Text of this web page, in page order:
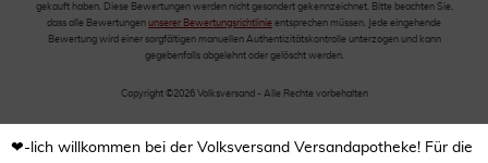
gekauft haben. Diese Bewertungen werden nicht gesondert gekennzeichnet. Bitte beachten Sie,
dass alle Bewertungen unserer Bewertungsrichtlinie entsprechen müssen. Jede eingehende
Bewertung wird einer sorgfältigen manuellen Authentizitätskontrolle unterzogen und kann
gegebenfalls abgelehnt oder gelöscht werden.
Copyright ©2026 Volksversand - Alle Rechte vorbehalten
❤-lich willkommen bei der Volksversand Versandapotheke! Für die